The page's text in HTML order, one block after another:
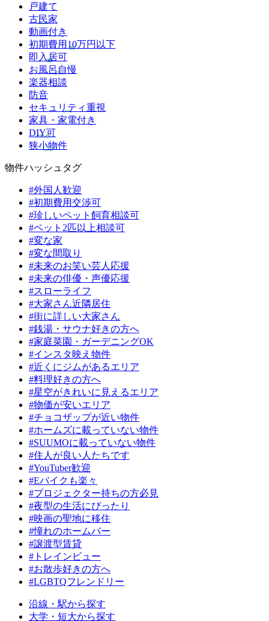
戸建て
古民家
動画付き
初期費用10万円以下
即入居可
お風呂自慢
楽器相談
防音
セキュリティ重視
家具・家電付き
DIY可
狭小物件
物件ハッシュタグ
#外国人歓迎
#初期費用交渉可
#珍しいペット飼育相談可
#ペット2匹以上相談可
#変な家
#変な間取り
#未来のお笑い芸人応援
#未来の俳優・声優応援
#スローライフ
#大家さん近隣居住
#街に詳しい大家さん
#銭湯・サウナ好きの方へ
#家庭菜園・ガーデニングOK
#インスタ映え物件
#近くにジムがあるエリア
#料理好きの方へ
#星空がきれいに見えるエリア
#物価が安いエリア
#チョコザップが近い物件
#ホームズに載っていない物件
#SUUMOに載っていない物件
#住人が良い人たちです
#YouTuber歓迎
#Eバイクも楽々
#プロジェクター持ちの方必見
#夜型の生活にぴったり
#映画の聖地に移住
#憧れのホームバー
#譲渡型賃貸
#トレインビュー
#お散歩好きの方へ
#LGBTQフレンドリー
沿線・駅から探す
大学・短大から探す